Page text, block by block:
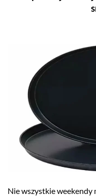
Nie wszystkie weekendy